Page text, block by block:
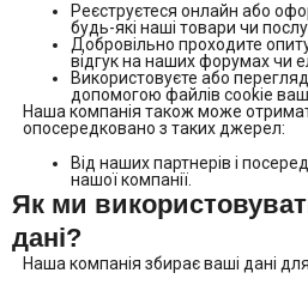
Реєструєтеся онлайн або
будь-які наші товари чи
Добровільно проходите
відгук на наших форумах чи
Використовуєте або
допомогою файлів cookie
Наша компанія також може
опосередковано з таких джерел:
Від наших партнерів і
нашої компанії.
Як ми
дані?
Наша компанія збирає ваші дані